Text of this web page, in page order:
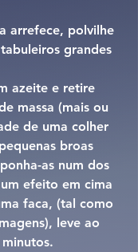
arrefece, polvilhe
grandes
azeite e retire
massa (mais ou
de uma colher
broas
as num dos
efeito em cima
faca, (tal como
leve ao